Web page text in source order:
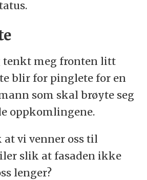
tenkt meg fronten litt
blir for pinglete for en
som skal brøyte seg
oppkomlingene.
at vi venner oss til
slik at fasaden ikke
lenger?